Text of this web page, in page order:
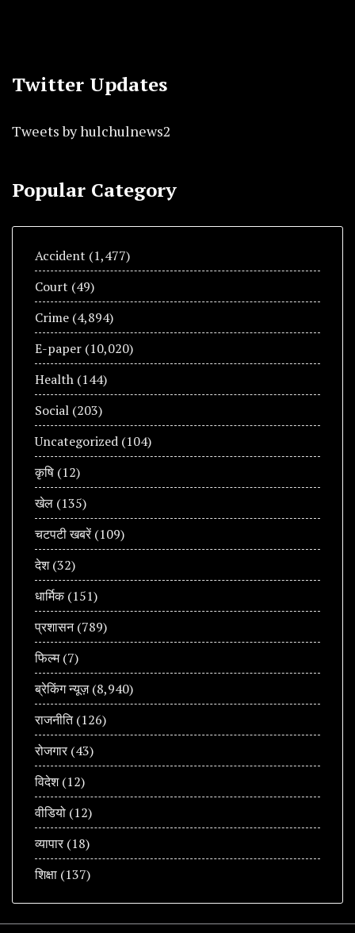
Twitter Updates
Tweets by hulchulnews2
Popular Category
Accident (1,477)
Court (49)
Crime (4,894)
E-paper (10,020)
Health (144)
Social (203)
Uncategorized (104)
कृषि (12)
खेल (135)
चटपटी खबरें(109)
देश(32)
धार्मिक(151)
प्रशासन(789)
फिल्म(7)
ब्रेकिंग न्यूज़(8,940)
राजनीति(126)
रोजगार(43)
विदेश(12)
वीडियो (12)
व्यापार(18)
शिक्षा (137)